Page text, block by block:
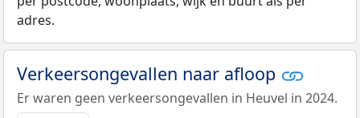
adres.
Verkeersongevallen naar afloop
Er waren geen verkeersongevallen in Heuvel in 2024.